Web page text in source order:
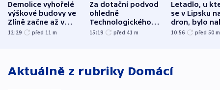
Demolice vyhořelé
výškové budovy ve
Zlíně začne až v
následujících dnech
12:29 před 11 m
Za dotační podvod
ohledně
Technologického
parku poslal soud
15:19 před 41 m
Letadlo, u
se v Lipsku
dron, bylo
municí, píší
10:56 před 50 m
Aktuálně z rubriky Domácí